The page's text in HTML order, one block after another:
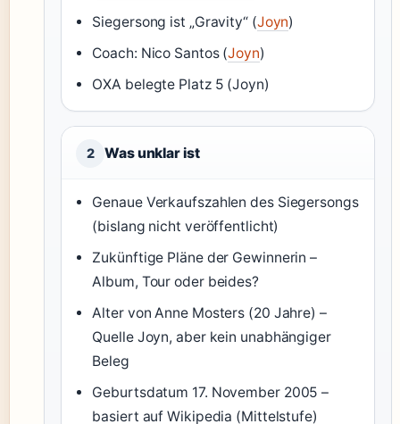
Siegersong ist „Gravity“ (Joyn)
Coach: Nico Santos (Joyn)
OXA belegte Platz 5 (Joyn)
2 Was unklar ist
Genaue Verkaufszahlen des Siegersongs
(bislang nicht veröffentlicht)
Zukünftige Pläne der Gewinnerin –
Album, Tour oder beides?
Alter von Anne Mosters (20 Jahre) –
Quelle Joyn, aber kein unabhängiger
Beleg
Geburtsdatum 17. November 2005 –
basiert auf Wikipedia (Mittelstufe)